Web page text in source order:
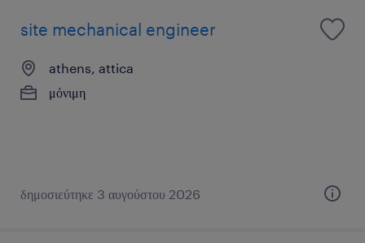
site mechanical engineer
athens, attica
μόνιμη
δημοσιεύτηκε 3 αυγούστου 2026